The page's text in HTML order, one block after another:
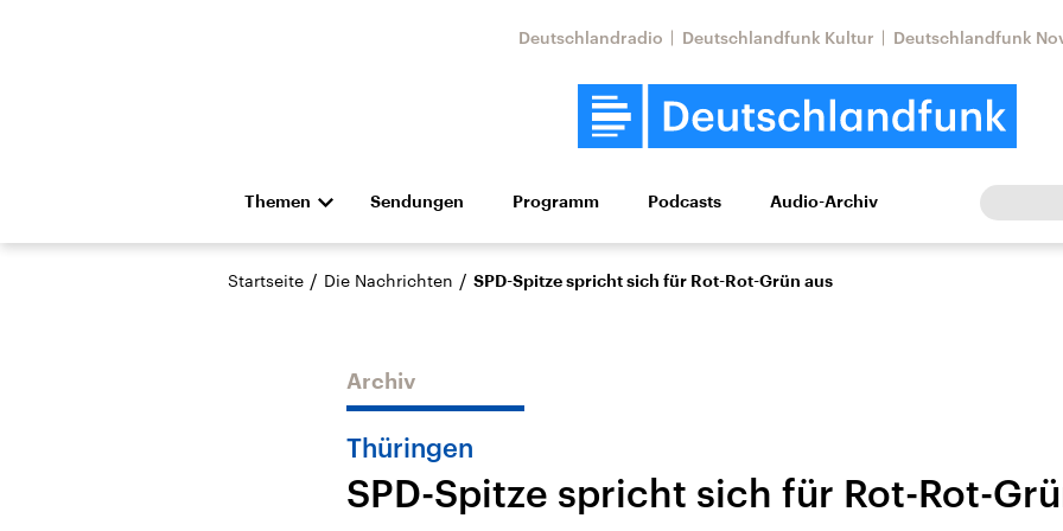
Deutschlandradio Deutschlandfunk Kultur Deutschlandfunk
Themen
Die Nachrichten Politik Wirtschaft Wissen Kultur Europa
Hörspiel und Feature Musik
Landtagswahl Sachsen-
USA
Aktuelle Beiträge,
Nahostkonflikt
Iran
Sendungen Programm Podcasts Audio-Archiv
Startseite / Die Nachrichten / SPD-Spitze spricht sich für Rot-Rot-Grün aus
Archiv
Thüringen
SPD-Spitze spricht sich für Rot-Rot-